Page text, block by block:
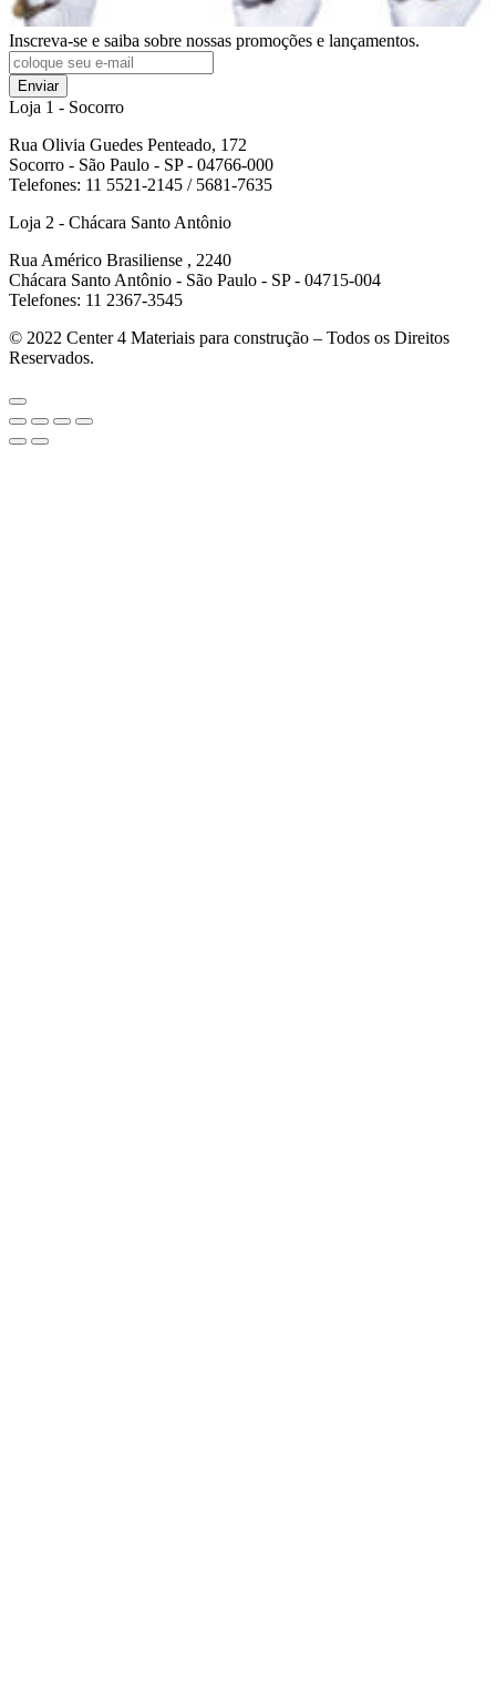
Inscreva-se e saiba sobre nossas promoções e lançamentos.
Enviar
Loja 1 - Socorro
Rua Olivia Guedes Penteado, 172
Socorro - São Paulo - SP - 04766-000
Telefones: 11 5521-2145 / 5681-7635
Loja 2 - Chácara Santo Antônio
Rua Américo Brasiliense , 2240
Chácara Santo Antônio - São Paulo - SP - 04715-004
Telefones: 11 2367-3545
© 2022 Center 4 Materiais para construção – Todos os Direitos
Reservados.